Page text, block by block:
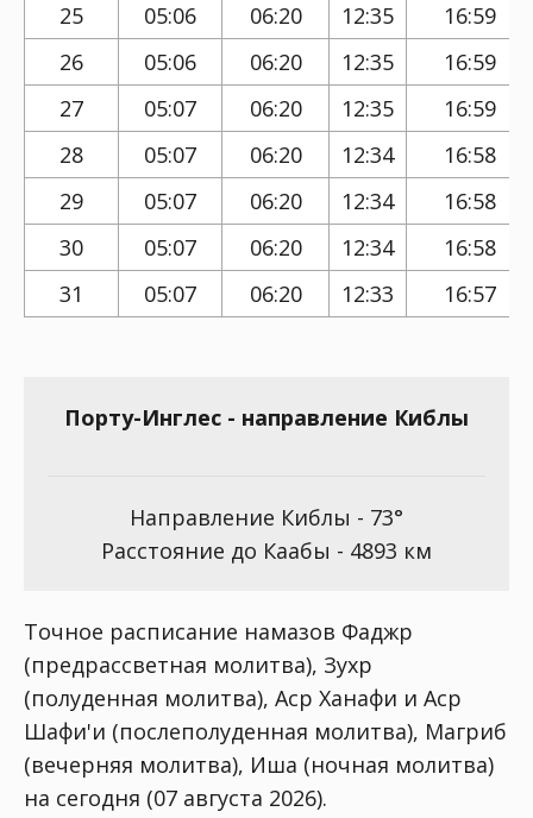
25 05:06 06:20 12:35
16:59
26
05:06 06:20 12:35
16:59
27
05:07 06:20 12:35
16:59
28
05:07 06:20 12:34
16:58
29
05:07 06:20 12:34
16:58
30
05:07 06:20 12:34
16:58
31
05:07 06:20 12:33 16:57
Порту-Инглес - направление Киблы
Направление Киблы - 73°
Расстояние до Каабы - 4893 км
Точное расписание намазов Фаджр
(предрассветная молитва), Зухр
(полуденная молитва), Аср Ханафи и Аср
Шафи'и (послеполуденная молитва), Магриб
(вечерняя молитва), Иша (ночная молитва)
на сегодня (07 августа 2026).